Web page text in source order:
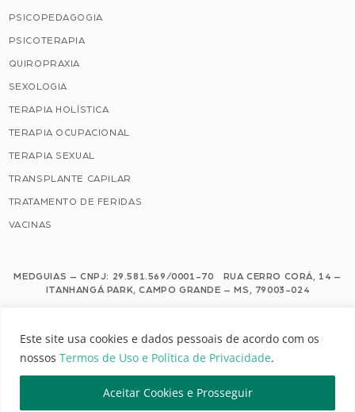
Este site usa cookies e dados pessoais de acordo com os
nossos Termos de Uso e Política de Privacidade.
Aceitar Cookies e Prosseguir
PSICOPEDAGOGIA
PSICOTERAPIA
QUIROPRAXIA
SEXOLOGIA
TERAPIA HOLÍSTICA
TERAPIA OCUPACIONAL
TERAPIA SEXUAL
TRANSPLANTE CAPILAR
TRATAMENTO DE FERIDAS
VACINAS
MEDGUIAS – CNPJ: 29.581.569/0001-70 RUA CERRO CORÁ, 14 –
ITANHANGÁ PARK, CAMPO GRANDE – MS, 79003-024
Este site usa cookies e dados pessoais de acordo com os nossos Termos de
Uso e Política de Privacidade.
Configuração de Cookies
MEDGUIAS | TODOS OS DIREITOS RESERVADOS